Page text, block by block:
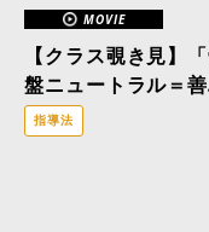
MOVIE
【クラス覗き見】
盤ニュートラル＝善
はもう古い？医療ピ
ティスの現場から。
指導法